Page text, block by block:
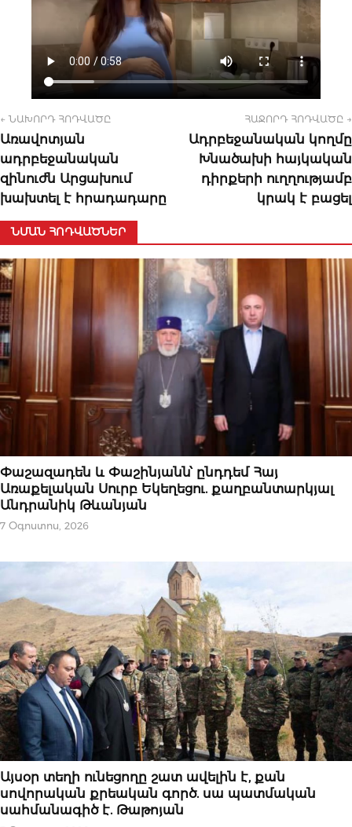
← ՆԱԽՈՐԴ ՀՈԴՎԱԾԸ
Առավոտյան
ադրբեջանական
զինուժն Արցախում
խախտել է հրադադարը
ՀԱՋՈՐԴ ՀՈԴՎԱԾԸ →
Ադրբեջանական կողմը
Խնածախի հայկական
դիրքերի ուղղությամբ
կրակ է բացել
ՆՄԱՆ ՀՈԴՎԱԾՆԵՐ
ԿԱՐԵՎՈՐԸ
Փաշազադեն և Փաշինյանն՝ ընդդեմ Հայ
Առաքելական Սուրբ Եկեղեցու. քաղբանտարկյալ
Անդրանիկ Թևանյան
7 Օգոստոս, 2026
ԿԱՐԵՎՈՐԸ
Այսօր տեղի ունեցողը շատ ավելին է, քան
սովորական քրեական գործ. սա պատմական
սահմանագիծ է. Թաթոյան